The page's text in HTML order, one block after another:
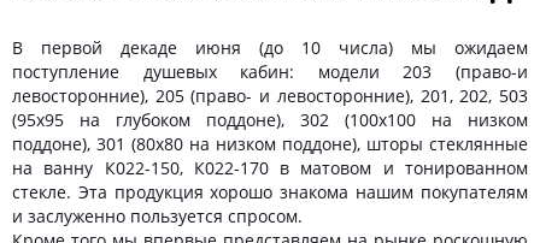
В первой декаде июня (до 10 числа) мы ожидаем
поступление душевых кабин: модели 203 (право-и
левосторонние), 205 (право- и левосторонние), 201, 202, 503
(95х95 на глубоком поддоне), 302 (100х100 на низком
поддоне), 301 (80х80 на низком поддоне), шторы стеклянные
на ванну К022-150, К022-170 в матовом и тонированном
стекле. Эта продукция хорошо знакома нашим покупателям
и заслуженно пользуется спросом.